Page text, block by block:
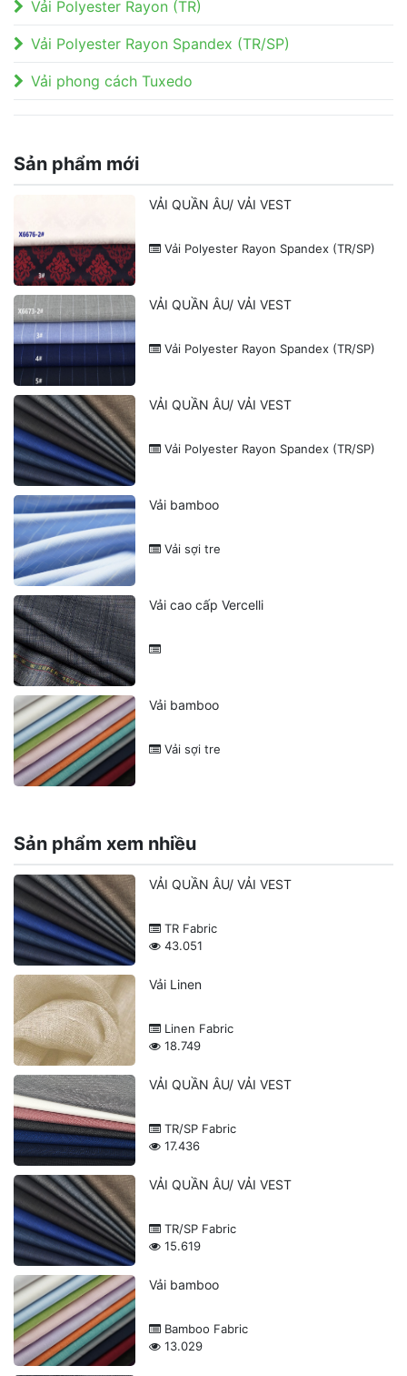
Vải Polyester Rayon (TR)
Vải Polyester Rayon Spandex (TR/SP)
Vải phong cách Tuxedo
Sản phẩm mới
VẢI QUẦN ÂU/ VẢI VEST
Vải Polyester Rayon Spandex (TR/SP)
VẢI QUẦN ÂU/ VẢI VEST
Vải Polyester Rayon Spandex (TR/SP)
VẢI QUẦN ÂU/ VẢI VEST
Vải Polyester Rayon Spandex (TR/SP)
Vải bamboo
Vải sợi tre
Vải cao cấp Vercelli
Vải bamboo
Vải sợi tre
Sản phẩm xem nhiều
VẢI QUẦN ÂU/ VẢI VEST
TR Fabric
43.051
Vải Linen
Linen Fabric
18.749
VẢI QUẦN ÂU/ VẢI VEST
TR/SP Fabric
17.436
VẢI QUẦN ÂU/ VẢI VEST
TR/SP Fabric
15.619
Vải bamboo
Bamboo Fabric
13.029